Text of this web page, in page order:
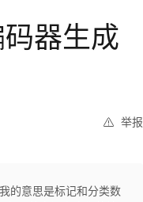
器生成
举报
的意思是标记和分类数